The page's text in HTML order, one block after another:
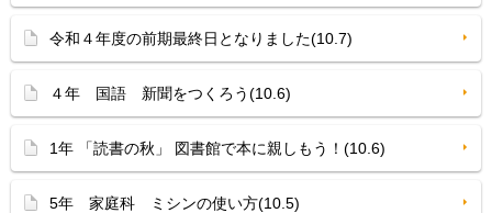
令和４年度の前期最終日となりました(10.7)
４年 国語 新聞をつくろう(10.6)
1年 「読書の秋」 図書館で本に親しもう！(10.6)
5年 家庭科 ミシンの使い方(10.5)